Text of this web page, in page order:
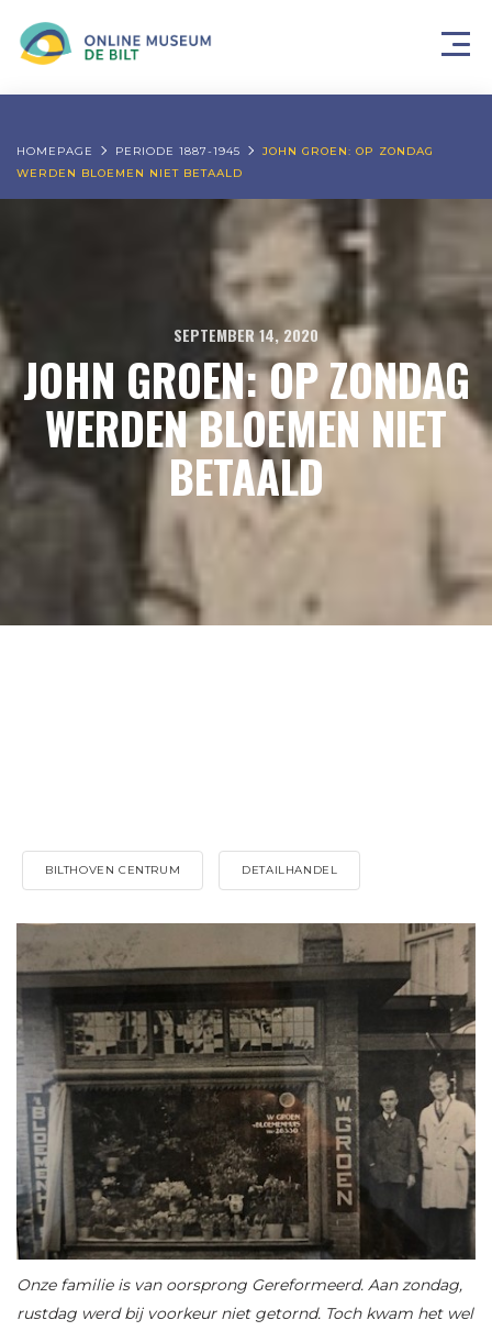
HOMEPAGE PERIODE 1887-1945
JOHN GROEN: OP ZONDAG
WERDEN BLOEMEN NIET BETAALD
SEPTEMBER 14, 2020
JOHN GROEN: OP ZONDAG
WERDEN BLOEMEN NIET
BETAALD
BILTHOVEN CENTRUM DETAILHANDEL
Onze familie is van oorsprong Gereformeerd. Aan zondag,
rustdag werd bij voorkeur niet getornd. Toch kwam het wel